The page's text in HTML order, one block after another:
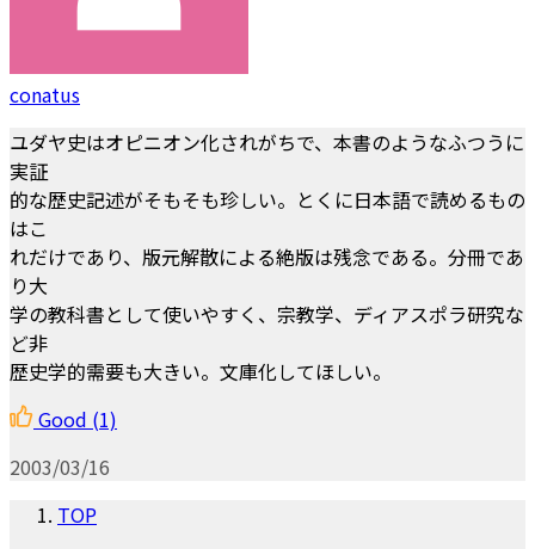
conatus
ユダヤ史はオピニオン化されがちで、本書のようなふつうに
実証
的な歴史記述がそもそも珍しい。とくに日本語で読めるもの
はこ
れだけであり、版元解散による絶版は残念である。分冊であ
り大
学の教科書として使いやすく、宗教学、ディアスポラ研究な
ど非
歴史学的需要も大きい。文庫化してほしい。
Good (1)
2003/03/16
TOP